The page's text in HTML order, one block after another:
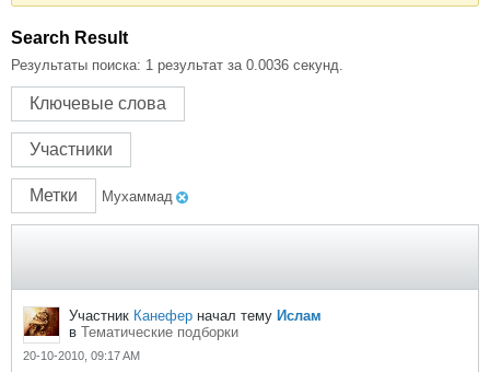
Search Result
Результаты поиска: 1 результат за 0.0036 секунд.
Ключевые слова
Участники
Метки Мухаммад
Участник Канефер начал тему Ислам
в Тематические подборки
20-10-2010, 09:17 AM